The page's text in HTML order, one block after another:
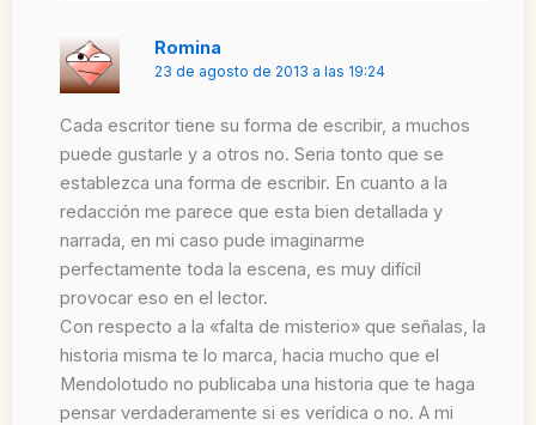
Romina
23 de agosto de 2013 a las 19:24
Cada escritor tiene su forma de escribir, a muchos
puede gustarle y a otros no. Seria tonto que se
establezca una forma de escribir. En cuanto a la
redacción me parece que esta bien detallada y
narrada, en mi caso pude imaginarme
perfectamente toda la escena, es muy difícil
provocar eso en el lector.
Con respecto a la «falta de misterio» que señalas, la
historia misma te lo marca, hacia mucho que el
Mendolotudo no publicaba una historia que te haga
pensar verdaderamente si es verídica o no. A mi